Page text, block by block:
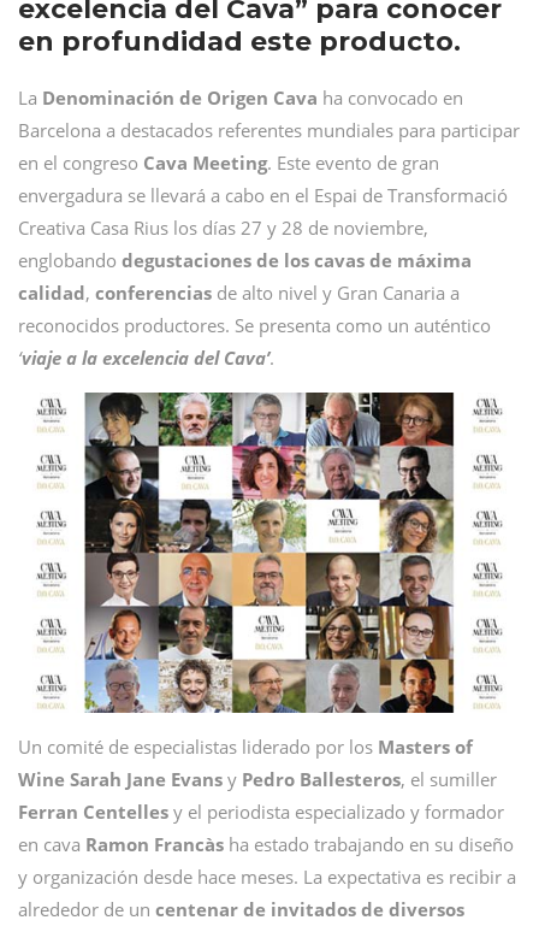
excelencia del Cava” para conocer
en profundidad este producto.
La Denominación de Origen Cava ha convocado en
Barcelona a destacados referentes mundiales para participar
en el congreso Cava Meeting. Este evento de gran
envergadura se llevará a cabo en el Espai de Transformació
Creativa Casa Rius los días 27 y 28 de noviembre,
englobando degustaciones de los cavas de máxima
calidad, conferencias de alto nivel y Gran Canaria a
reconocidos productores. Se presenta como un auténtico
‘viaje a la excelencia del Cava’.
Un comité de especialistas liderado por los Masters of
Wine Sarah Jane Evans y Pedro Ballesteros, el sumiller
Ferran Centelles y el periodista especializado y formador
en cava Ramon Francàs ha estado trabajando en su diseño
y organización desde hace meses. La expectativa es recibir a
alrededor de un centenar de invitados de diversos